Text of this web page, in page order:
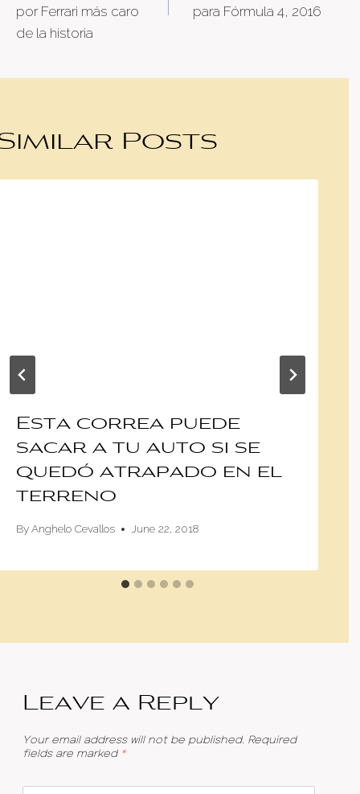
por Ferrari más caro
de la historia
para Fórmula 4, 2016
Posts
Esta correa puede
sacar a tu auto si se
quedó atrapado en el
terreno
ByAnghelo Cevallos June 22, 2018
Leave a Reply
Your email address will not be published. Required
fields are marked *